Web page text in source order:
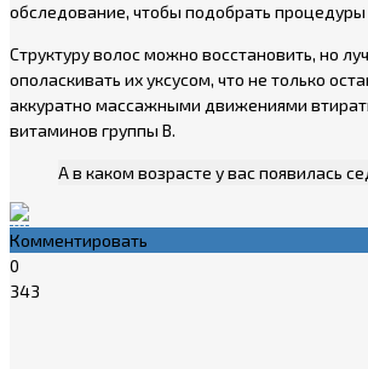
обследование, чтобы подобрать
Структуру волос можно восстановить, но
ополаскивать их уксусом, что не только
аккуратно массажными движениями
витаминов группы B.
А в каком возрасте у вас появилась
Комментировать
0
343